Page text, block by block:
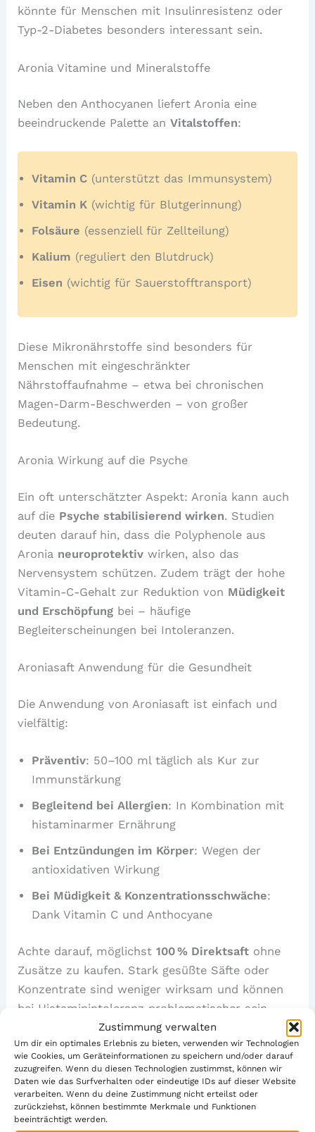
Zustimmung verwalten
Um dir ein optimales Erlebnis zu bieten, verwenden wir Technologien
wie Cookies, um Geräteinformationen zu speichern und/oder darauf
zuzugreifen. Wenn du diesen Technologien zustimmst, können wir
Daten wie das Surfverhalten oder eindeutige IDs auf dieser Website
verarbeiten. Wenn du deine Zustimmung nicht erteilst oder
zurückziehst, können bestimmte Merkmale und Funktionen
beeinträchtigt werden.
könnte für Menschen mit Insulinresistenz oder
Typ-2-Diabetes besonders interessant sein.
Aronia Vitamine und Mineralstoffe
Neben den Anthocyanen liefert Aronia eine
beeindruckende Palette anVitalstoffen:
Vitamin C (unterstützt das Immunsystem)
Vitamin K (wichtig für Blutgerinnung)
Folsäure (essenziell für Zellteilung)
Kalium (reguliert den Blutdruck)
Eisen (wichtig für Sauerstofftransport)
Diese Mikronährstoffe sind besonders für
Menschen mit eingeschränkter
Nährstoffaufnahme – etwa bei chronischen
Magen-Darm-Beschwerden – von großer
Bedeutung.
Aronia Wirkung auf die Psyche
Ein oft unterschätzter Aspekt: Aronia kann auch
auf die Psyche stabilisierend wirken. Studien
deuten darauf hin, dass die Polyphenole aus
Aronia neuroprotektiv wirken, also das
Nervensystem schützen. Zudem trägt der hohe
Vitamin-C-Gehalt zur Reduktion von Müdigkeit
und Erschöpfung bei – häufige
Begleiterscheinungen bei Intoleranzen.
Aroniasaft Anwendung für die Gesundheit
Die Anwendung von Aroniasaft ist einfach und
vielfältig:
Präventiv: 50–100 ml täglich als Kur zur
Immunstärkung
Begleitend bei Allergien: In Kombination mit
histaminarmer Ernährung
Bei Entzündungen im Körper: Wegen der
antioxidativen Wirkung
Bei Müdigkeit & Konzentrationsschwäche:
Dank Vitamin C und Anthocyane
Achte darauf, möglichst100 % Direktsaft ohne
Zusätze zu kaufen. Stark gesüßte Säfte oder
Konzentrate sind weniger wirksam und können
bei Histaminintoleranz problematischer sein.